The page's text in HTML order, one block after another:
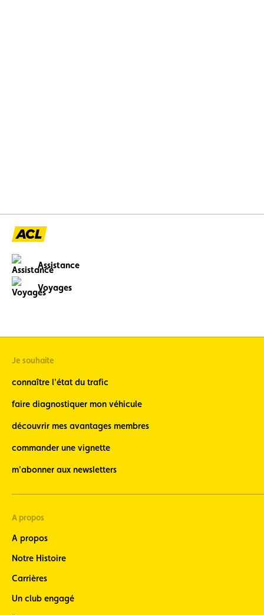
Assistance
Voyages
Je souhaite
connaître l'état du trafic
faire diagnostiquer mon véhicule
découvrir mes avantages membres
commander une vignette
m'abonner aux newsletters
A propos
A propos
Notre Histoire
Carrières
Un club engagé